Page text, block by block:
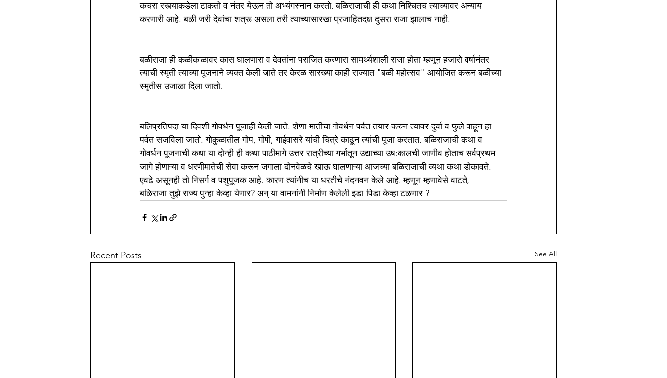
कचरा रस्त्याकडेला टाकतो व नंतर येऊन तो अभ्यंगस्नान करतो. बळिराजाची ही कथा निश्चितच त्याच्यावर अन्याय
करणारी आहे. बळी जरी देवांचा शत्रू असला तरी त्याच्यासारखा प्रजाहितदक्ष दुसरा राजा झालाच नाही.
बळीराजा ही कळीकाळावर कास घालणारा व देवतांना पराजित करणारा सामर्थ्यशाली राजा होता म्हणून हजारो वर्षानंतर
त्याची स्मृती त्याच्या पूजनाने व्यक्त केली जाते तर केरळ सारख्या काही राज्यात "बळी महोत्सव" आयोजित करून बळीच्या
स्मृतीस उजाळा दिला जातो.
बलिप्रतिपदा या दिवशी गोवर्धन पूजाही केली जाते. शेणा-मातीचा गोवर्धन पर्वत तयार करुन त्यावर दुर्वा व फुले वाहून हा
पर्वत सजविला जातो. गोकुळातील गोप, गोपी, गाईवासरे यांची चित्रे काढून त्यांची पूजा करतात. बळिराजाची कथा व
गोवर्धन पूजनाची कथा या दोन्ही ही कथा पाठीमागे उत्तर रात्रीच्या गर्भातून उद्याच्या उष:कालची जाणीव होताच सर्वप्रथम
जागे होणाऱ्या व धरणीमातेची सेवा करून जगाला दोनवेळचे खाऊ घालणाऱ्या आजच्या बळिराजाची व्यथा कथा डोकावते.
एवढे असूनही तो निसर्ग व पशुपूजक आहे. कारण त्यांनीच या धरतीचे नंदनवन केले आहे. म्हणून म्हणावेसे वाटते,
बळिराजा तुझे राज्य पुन्हा केव्हा येणार? अन् या वामनांनी निर्माण केलेली इडा-पिडा केव्हा टळणार ?
Recent Posts See All